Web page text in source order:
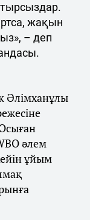
жақын
– деп
Әлімханұлы
әлем
ұйым